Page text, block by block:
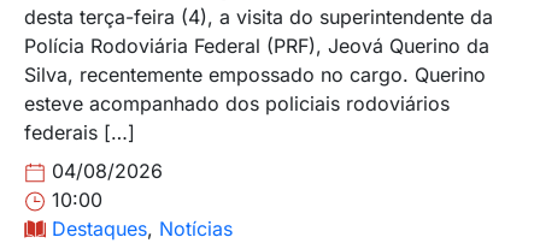
desta terça-feira (4), a visita do superintendente da
Polícia Rodoviária Federal (PRF), Jeová Querino da
Silva, recentemente empossado no cargo. Querino
esteve acompanhado dos policiais rodoviários
federais […]
04/08/2026
10:00
Destaques, Notícias